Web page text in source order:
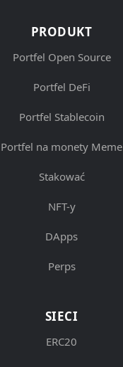
PRODUKT
Portfel Open Source
Portfel DeFi
Portfel Stablecoin
Portfel na monety Meme
Stakować
NFT-y
DApps
Perps
SIECI
ERC20